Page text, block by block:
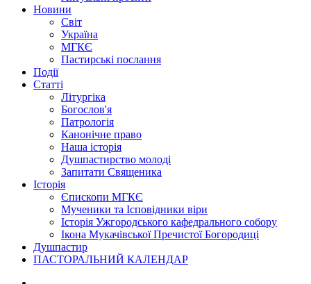
Новини
Світ
Україна
МГКЄ
Пастирські послання
Події
Статті
Літургіка
Богослов'я
Патрологія
Канонічне право
Наша історія
Душпастирство молоді
Запитати Священика
Історія
Єпископи МГКЄ
Мученики та Ісповідники віри
Історія Ужгородського кафедрального собору
Ікона Мукачівської Пречистої Богородиці
Душпастир
ПАСТОРАЛЬНИЙ КАЛЕНДАР